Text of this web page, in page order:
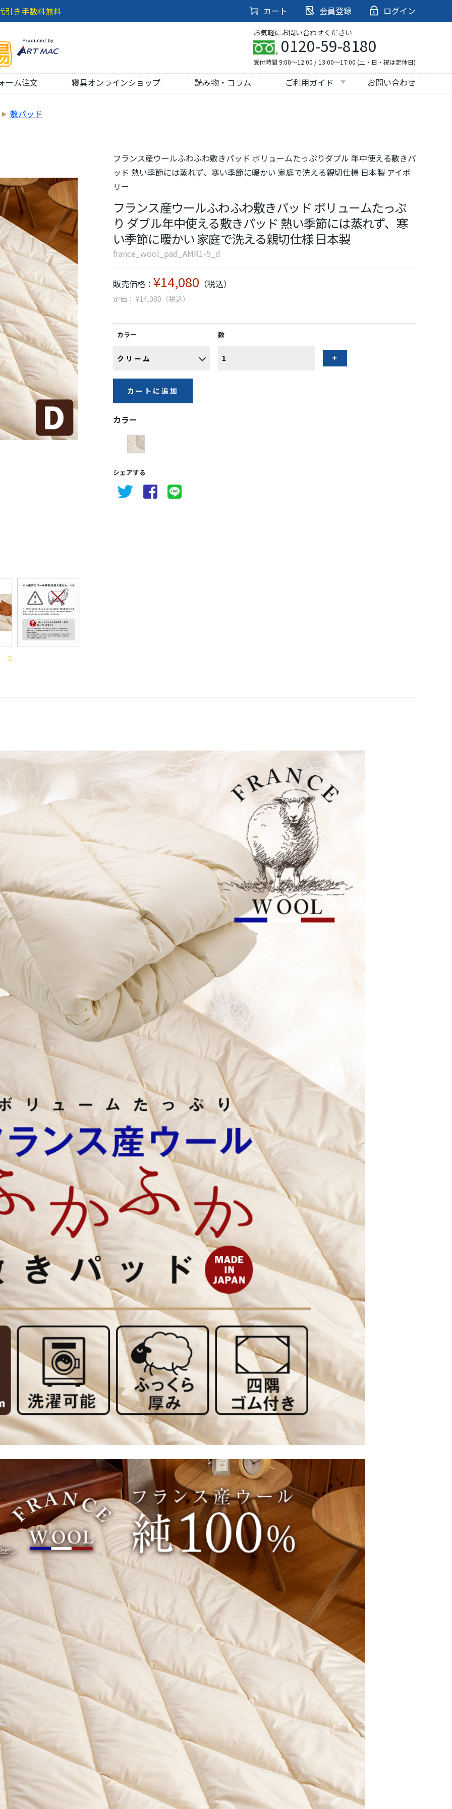
引き手数料無料 カート 会員登録 ログイン
お気軽にお問い合わせください
0120-59-8180
受付時間 9:00～12:00 / 13:00～17:00 (土・日・祝は定休日)
ーム注文 寝具オンラインショップ 読み物・コラム ご利用ガイド お問い合わせ
敷パッド
フランス産ウールふわふわ敷きパッド ボリュームたっぷりダブル 年中使える敷きパ
ッド 熱い季節には蒸れず、寒い季節に暖かい 家庭で洗える親切仕様 日本製 アイボ
リー
フランス産ウールふわふわ敷きパッド ボリュームたっぷ
り ダブル年中使える敷きパッド 熱い季節には蒸れず、寒
い季節に暖かい 家庭で洗える親切仕様 日本製
france_wool_pad_AMR1-5_d
販売価格： ¥14,080 （税込）
定価： ¥14,080（税込）
カラー 数
カートに追加
カラー
シェアする